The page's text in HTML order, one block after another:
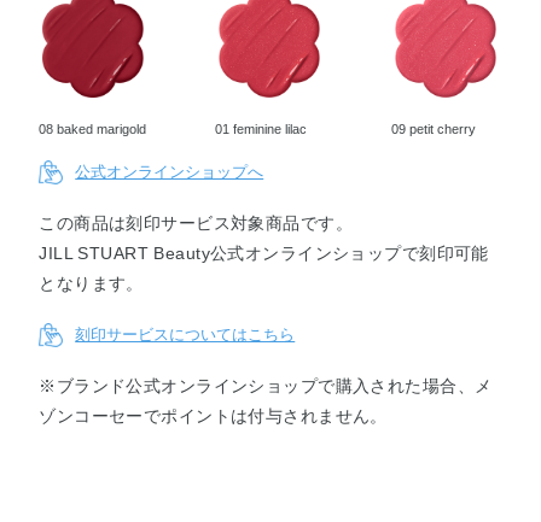
13
happy
primula
14
ardent
amarylli
s
dancing
tulip
16
peach
blossom
blizzard
marguer
18
cattleya
temptati
on
anemon
e dazzle
brilliant
burgund
azalea
wish
peony
camellia
ard rose
08 baked marigold 01 feminine lilac 09 petit cherry
公式オンラインショップへ
この商品は刻印サービス対象商品です。
JILL STUART Beauty公式オンラインショップで刻印可能
となります。
刻印サービスについてはこちら
※ブランド公式オンラインショップで購入された場合、メ
ゾンコーセーでポイントは付与されません。